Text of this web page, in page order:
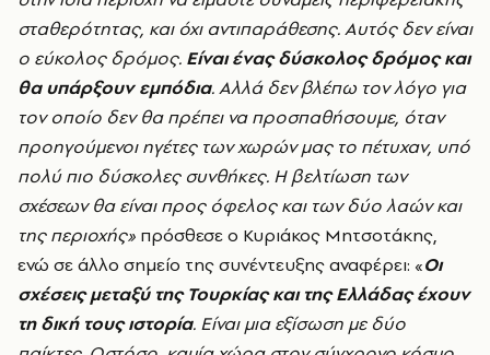
σταθερότητας, και όχι αντιπαράθεσης. Αυτός δεν είναι
ο εύκολος δρόμος. Είναι ένας δύσκολος δρόμος και
θα υπάρξουν εμπόδια. Αλλά δεν βλέπω τον λόγο για
τον οποίο δεν θα πρέπει να προσπαθήσουμε, όταν
προηγούμενοι ηγέτες των χωρών μας το πέτυχαν, υπό
πολύ πιο δύσκολες συνθήκες. Η βελτίωση των
σχέσεων θα είναι προς όφελος και των δύο λαών και
της περιοχής» πρόσθεσε ο Κυριάκος Μητσοτάκης,
ενώ σε άλλο σημείο της συνέντευξης αναφέρει: «Οι
σχέσεις μεταξύ της Τουρκίας και της Ελλάδας έχουν
τη δική τους ιστορία. Είναι μια εξίσωση με δύο